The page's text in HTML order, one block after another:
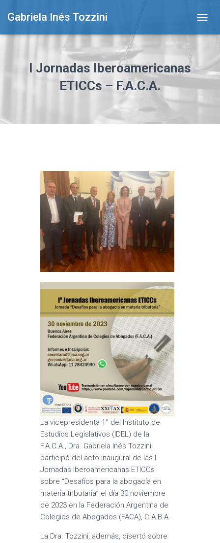
Gabriela Inés Tozzini
O
A
I Jornadas Iberoamericanas
ETICCs – F.A.C.A.
La vicepresidenta 1° del Instituto de
Estudios Legislativos (IDEL) de la
F.A.C.A., Dra. Gabriela Inés Tozzini,
participó del acto inaugural de las I
Jornadas Iberoamericanas ETICCs
sobre “Desafíos para la abogacía en
materia tributaria” el día 30 noviembre
de 2023 en la Federación Argentina de
Colegios de Abogados (FACA), C.A.B.A.
La Dra. Tozzini, además, disertó sobre